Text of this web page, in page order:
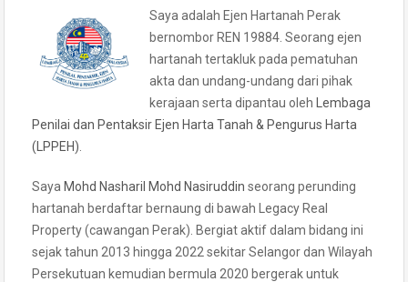
Saya adalah Ejen Hartanah Perak
bernombor REN 19884. Seorang ejen
hartanah tertakluk pada pematuhan
akta dan undang-undang dari pihak
kerajaan serta dipantau oleh Lembaga
Penilai dan Pentaksir Ejen Harta Tanah & Pengurus Harta
(LPPEH)
Saya Mohd Nasharil Mohd Nasiruddin seorang perunding
hartanah berdaftar bernaung di bawah Legacy Real
Property (cawangan Perak). Bergiat aktif dalam bidang ini
sejak tahun 2013 hingga 2022 sekitar Selangor dan Wilayah
Persekutuan kemudian bermula 2020 bergerak untuk